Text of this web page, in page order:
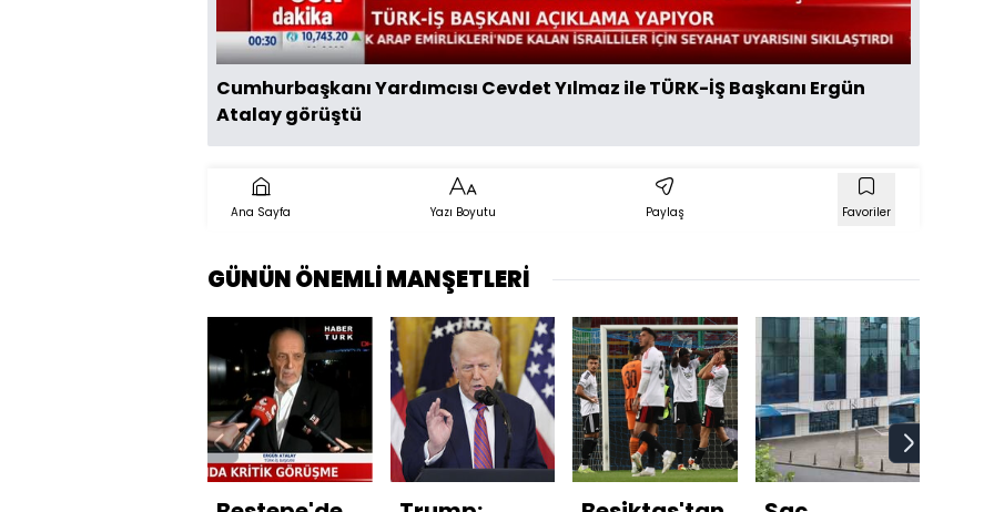
Cumhurbaşkanı Yardımcısı Cevdet Yılmaz ile TÜRK-İŞ Başkanı Ergün
Atalay görüştü
Ana Sayfa Yazı Boyutu Paylaş Favoriler
GÜNÜN ÖNEMLİ MANŞETLERİ